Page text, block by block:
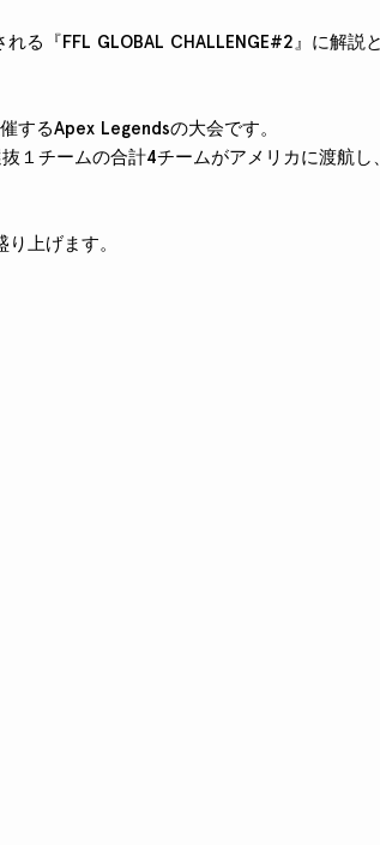
る『FFL GLOBAL CHALLENGE#2』に解説
するApex Legendsの大会です。
１チームの合計4チームがアメリカに渡航
上げます。